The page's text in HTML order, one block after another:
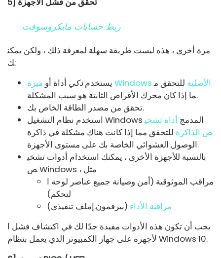
ربط حسابات مايكروسوفت
مرة أخرى ، هذه ليست طريقة سهلة لمعرفة ذلك ، ولكن يمكن
ك:
يستخدمذكي أداة أو ميزة Windows الأصلية للتحقق م
ما إذا كان محرك الأقراص الثابتة هو سبب المشكلة.
تحقق من مصدر الطاقة الخاص بك.
استخدم نظام التشغيل Windows المدمج أداة تشخي
ص الذاكرة للتحقق مما إذا كانت هناك مشكلة في ذاكرة
الوصول العشوائي الخاصة بك على مستوى الأجهزة.
بالنسبة للأجهزة الأخرى ، يمكنك استخدام أدوات تشخي
ص Windows ، مثل
مراقب الموثوقية (أمن وصيانة جميع عناصر لوحة ا
لتحكم)
مراقبة الأداء (بيرفمون.إملف تنفيذى)
يجب أن تكون هذه الأدوات مفيدة جدًا لك في اكتشاف فشل ا
لأجهزة على جهاز الكمبيوتر الذي يعمل بنظام Windows 10.